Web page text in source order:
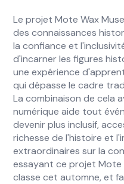
Le projet Mote Wax
des connaissances
la confiance et
d'incarner les figures
une expérience
qui dépasse le cadre
La combinaison de cela
numérique aide tout
devenir plus inclusif,
richesse de l'histoire et
extraordinaires sur la
essayant ce projet Mote
classe cet automne, et